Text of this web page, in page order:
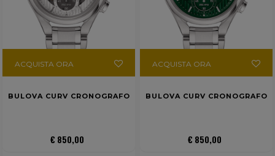
ACQUISTA ORA
BULOVA CURV CRONOGRAFO
€ 850,00
ACQUISTA ORA
BULOVA CURV CRONOGRAFO
€ 850,00